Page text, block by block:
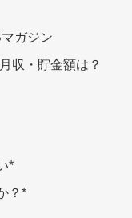
ガジン
収・貯金額は？
*
？*